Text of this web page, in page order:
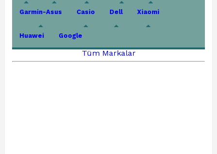
Garmin-Asus Casio Dell Xiaomi
Huawei Google
Tüm Markalar